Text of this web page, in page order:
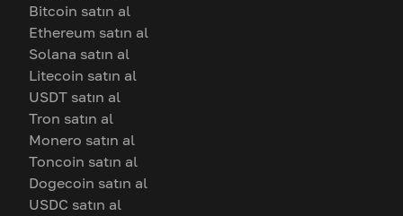
Bitcoin satın al
Ethereum satın al
Solana satın al
Litecoin satın al
USDT satın al
Tron satın al
Monero satın al
Toncoin satın al
Dogecoin satın al
USDC satın al